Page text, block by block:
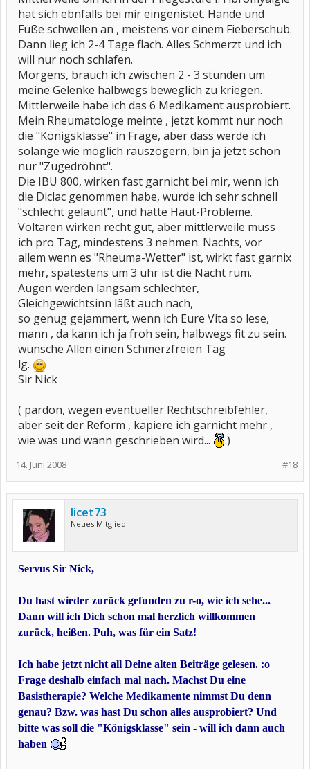
hat sich ebnfalls bei mir eingenistet. Hände und
Füße schwellen an , meistens vor einem Fieberschub.
Dann lieg ich 2-4 Tage flach. Alles Schmerzt und ich
will nur noch schlafen.
Morgens, brauch ich zwischen 2 - 3 stunden um
meine Gelenke halbwegs beweglich zu kriegen.
Mittlerweile habe ich das 6 Medikament ausprobiert.
Mein Rheumatologe meinte , jetzt kommt nur noch
die "Königsklasse" in Frage, aber dass werde ich
solange wie möglich rauszögern, bin ja jetzt schon
nur "Zugedröhnt".
Die IBU 800, wirken fast garnicht bei mir, wenn ich
die Diclac genommen habe, wurde ich sehr schnell
"schlecht gelaunt", und hatte Haut-Probleme.
Voltaren wirken recht gut, aber mittlerweile muss
ich pro Tag, mindestens 3 nehmen. Nachts, vor
allem wenn es "Rheuma-Wetter" ist, wirkt fast garnix
mehr, spätestens um 3 uhr ist die Nacht rum.
Augen werden langsam schlechter,
Gleichgewichtsinn läßt auch nach,
so genug gejammert, wenn ich Eure Vita so lese,
mann , da kann ich ja froh sein, halbwegs fit zu sein.
wünsche Allen einen Schmerzfreien Tag
lg.
Sir Nick
( pardon, wegen eventueller Rechtschreibfehler,
aber seit der Reform , kapiere ich garnicht mehr ,
wie was und wann geschrieben wird...
.)
#18
14. Juni 2008
licet73
Neues Mitglied
Servus Sir Nick,
Du hast wieder zurück gefunden zu r-o, wie ich sehe...
Dann will ich Dich schon mal herzlich willkommen
zurück, heißen. Puh, was für ein Satz!
Ich habe jetzt nicht all Deine alten Beiträge gelesen. :o
Frage deshalb einfach mal nach. Machst Du eine
Basistherapie? Welche Medikamente nimmst Du denn
genau? Bzw. was hast Du schon alles ausprobiert? Und
bitte was soll die "Königsklasse" sein - will ich dann auch
haben